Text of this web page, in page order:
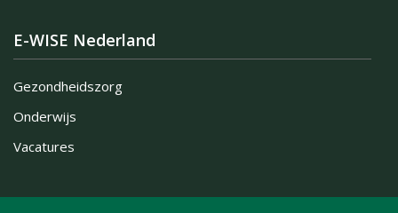
E-WISE Nederland
Gezondheidszorg
Onderwijs
Vacatures